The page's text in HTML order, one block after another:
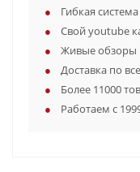
Гибкая
Свой youtube
Живые обзоры
Доставка по
Более 11000
Работаем с